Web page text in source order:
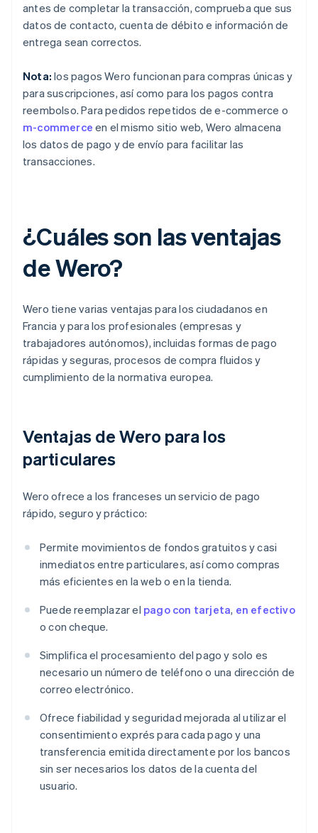
antes de completar la transacción, comprueba que sus
datos de contacto, cuenta de débito e información de
entrega sean correctos.
Nota: los pagos Wero funcionan para compras únicas y
para suscripciones, así como para los pagos contra
reembolso. Para pedidos repetidos de e-commerce o
m-commerce en el mismo sitio web, Wero almacena
los datos de pago y de envío para facilitar las
transacciones.
¿Cuáles son las ventajas
de Wero?
Wero tiene varias ventajas para los ciudadanos en
Francia y para los profesionales (empresas y
trabajadores autónomos), incluidas formas de pago
rápidas y seguras, procesos de compra fluidos y
cumplimiento de la normativa europea.
Ventajas de Wero para los
particulares
Wero ofrece a los franceses un servicio de pago
rápido, seguro y práctico:
Permite movimientos de fondos gratuitos y casi
inmediatos entre particulares, así como compras
más eficientes en la web o en la tienda.
Puede reemplazar el pago con tarjeta, en efectivo
o con cheque.
Simplifica el procesamiento del pago y solo es
necesario un número de teléfono o una dirección de
correo electrónico.
Ofrece fiabilidad y seguridad mejorada al utilizar el
consentimiento exprés para cada pago y una
transferencia emitida directamente por los bancos
sin ser necesarios los datos de la cuenta del
usuario.